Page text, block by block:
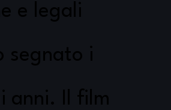
e legali
segnato i
anni. Il film